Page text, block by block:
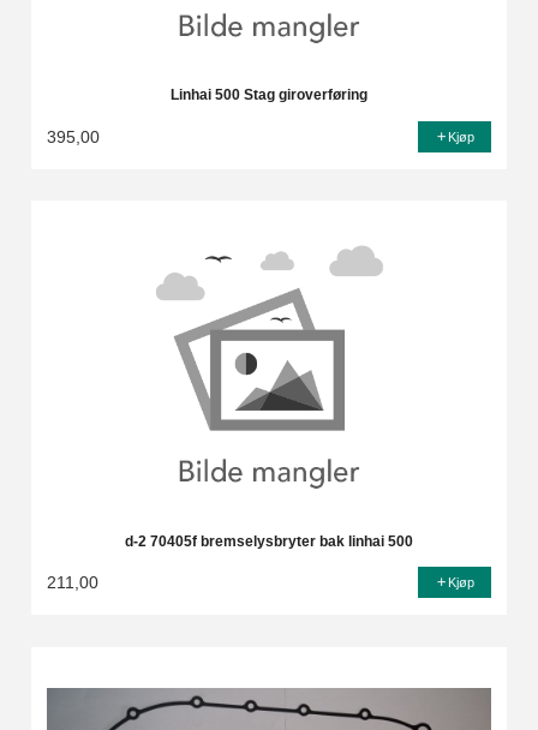
Linhai 500 Stag giroverføring
395,00 Kjøp
d-2 70405f bremselysbryter bak linhai 500
211,00 Kjøp